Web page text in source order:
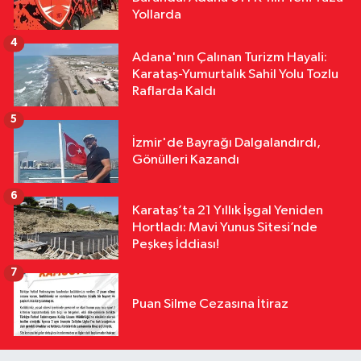
12:27Göçükte Hayatını Kaybeden
Yollarda
Adana'nın Çalınan Turizm Hayali:
Karataş-Yumurtalık Sahil Yolu Tozlu
Raflarda Kaldı
4
İzmir'de Bayrağı Dalgalandırdı,
Gönülleri Kazandı
5
Karataş’ta 21 Yıllık İşgal Yeniden
Hortladı: Mavi Yunus Sitesi’nde
Peşkeş İddiası!
6
Puan Silme Cezasına İtiraz
7